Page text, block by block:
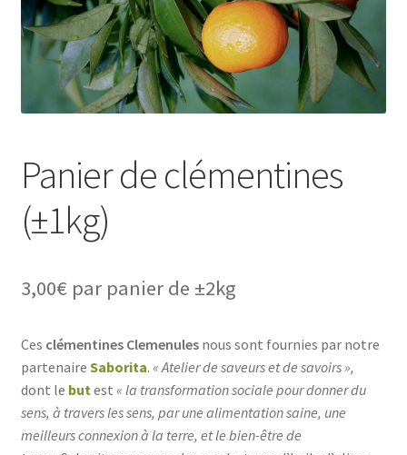
Panier de clémentines
(±1kg)
3,00€ par panier de ±2kg
Ces clémentines Clemenulesnous sont fournies par notre
partenaire Saborita. « Atelier de saveurs et de savoirs »,
dont le butest « la transformation sociale pour donner du
sens, à travers les sens, par une alimentation saine, une
meilleurs connexion à la terre, et le bien-être de